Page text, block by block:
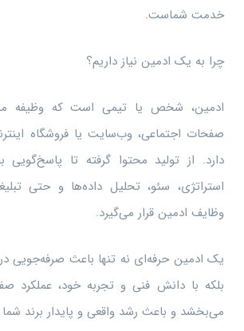
خدمت شماست.
چرا به یک ادمین نیاز داریم؟
ادمین، شخص یا تیمی است که وظیفه
صفحات اجتماعی، وب‌سایت یا فروشگاه
دارد. از تولید محتوا گرفته تا
استراتژی، سئو، تحلیل داده‌ها و حتی
وظایف ادمین قرار می‌گیرد.
یک ادمین حرفه‌ای نه تنها باعث صرفه‌جویی
بلکه با دانش فنی و تجربه خود، عملکرد
می‌بخشد و باعث رشد واقعی و پایدار برند